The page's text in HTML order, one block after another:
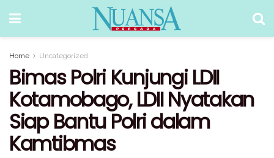
Home Uncategorized
Bimas Polri Kunjungi LDII
Kotamobago, LDII Nyatakan
Siap Bantu Polri dalam
Kamtibmas